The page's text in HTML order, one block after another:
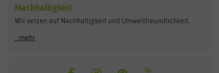
Heizmatte & Heizkabel
Kokos-Quelltabletten
Zimmergewächshaus
Carl Pabst
Florissa
Flortis
Franchi Sementi
Hortitops
JUB Holland
Nachhaltigkeit
Wir setzen auf Nachhaltigkeit und Umweltfreundlichkeit.
...mehr